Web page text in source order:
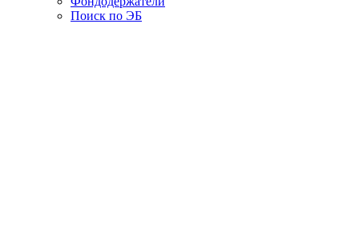
Поиск по ЭБ